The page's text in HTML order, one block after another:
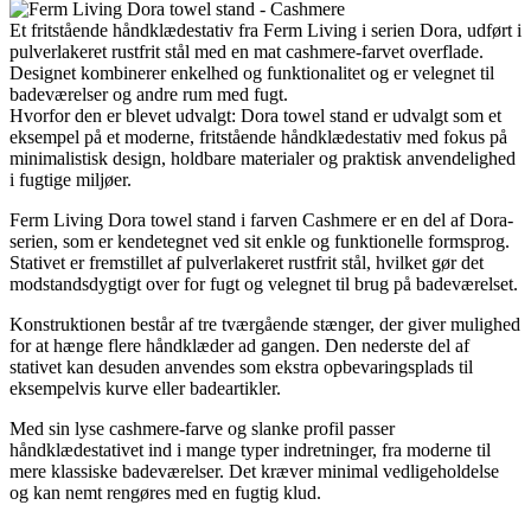
Et fritstående håndklædestativ fra Ferm Living i serien Dora, udført i
pulverlakeret rustfrit stål med en mat cashmere-farvet overflade.
Designet kombinerer enkelhed og funktionalitet og er velegnet til
badeværelser og andre rum med fugt.
Hvorfor den er blevet udvalgt: Dora towel stand er udvalgt som et
eksempel på et moderne, fritstående håndklædestativ med fokus på
minimalistisk design, holdbare materialer og praktisk anvendelighed
i fugtige miljøer.
Ferm Living Dora towel stand i farven Cashmere er en del af Dora-
serien, som er kendetegnet ved sit enkle og funktionelle formsprog.
Stativet er fremstillet af pulverlakeret rustfrit stål, hvilket gør det
modstandsdygtigt over for fugt og velegnet til brug på badeværelset.
Konstruktionen består af tre tværgående stænger, der giver mulighed
for at hænge flere håndklæder ad gangen. Den nederste del af
stativet kan desuden anvendes som ekstra opbevaringsplads til
eksempelvis kurve eller badeartikler.
Med sin lyse cashmere-farve og slanke profil passer
håndklædestativet ind i mange typer indretninger, fra moderne til
mere klassiske badeværelser. Det kræver minimal vedligeholdelse
og kan nemt rengøres med en fugtig klud.